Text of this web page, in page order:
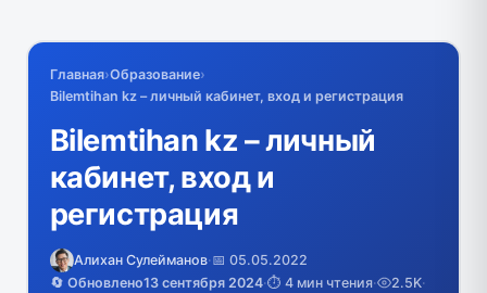
Главная›Образование›
Bilemtihan kz – личный кабинет, вход и регистрация
Bilemtihan kz – личный
кабинет, вход и
регистрация
Алихан Сулейманов·📅 05.05.2022
🔄 Обновлено13 сентября 2024·⏱️ 4 мин чтения· 2.5K·